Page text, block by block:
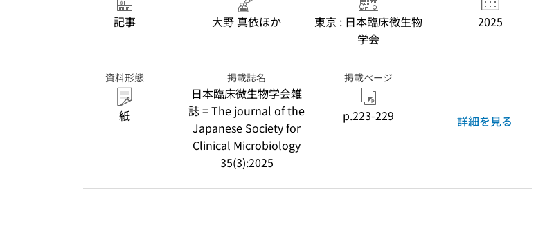
記事 大野 真依ほか
東京 : 日本臨床微生物
学会
2025
資料形態
紙
掲載誌名
日本臨床微生物学会雑
誌 = The journal of the
Japanese Society for
Clinical Microbiology
35(3):2025
掲載ページ
p.223-229 詳細を見る